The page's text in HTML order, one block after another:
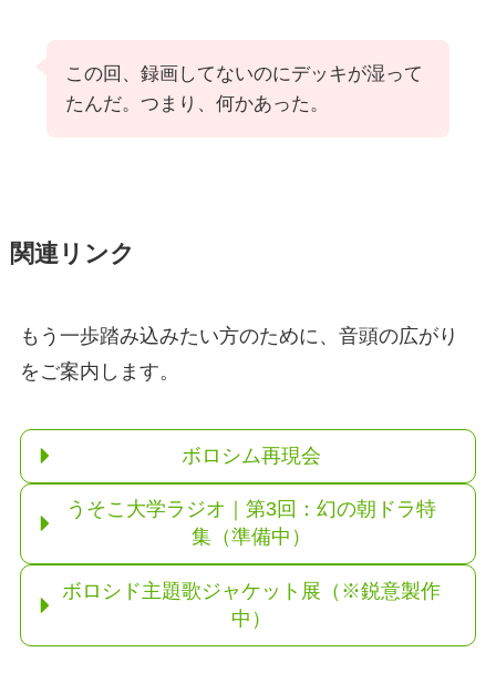
この回、録画してないのにデッキが湿って
たんだ。つまり、何かあった。
関連リンク
もう一歩踏み込みたい方のために、音頭の広がり
をご案内します。
ボロシム再現会
うそこ大学ラジオ｜第3回：幻の朝ドラ特
集（準備中）
ボロシド主題歌ジャケット展（※鋭意製作
中）